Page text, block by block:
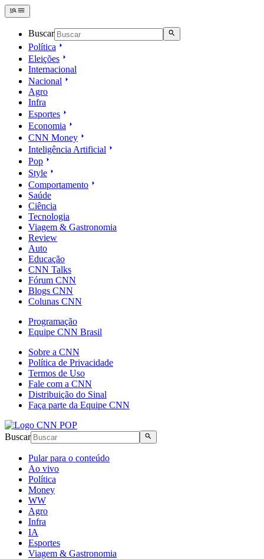
Buscar
Política
Eleições
Internacional
Nacional
Agro
Infra
Esportes
Economia
CNN Money
Inteligência Artificial
Pop
Style
Comportamento
Saúde
Ciência
Tecnologia
Viagem & Gastronomia
Review
Auto
Educação
CNN Talks
Fórum CNN
Blogs CNN
Colunas CNN
Programação
Equipe CNN Brasil
Sobre a CNN
Política de Privacidade
Termos de Uso
Fale com a CNN
Distribuição do Sinal
Faça parte da Equipe CNN
Buscar
Pular para o conteúdo
Ao vivo
Política
Money
WW
Agro
Infra
IA
Esportes
Viagem & Gastronomia